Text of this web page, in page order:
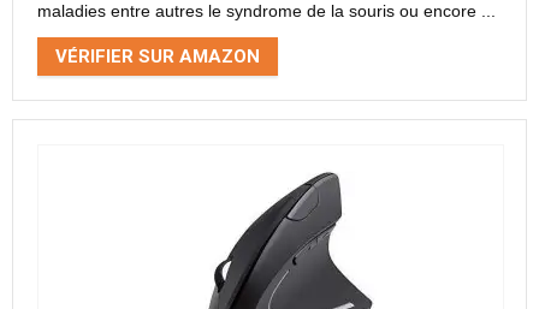
maladies entre autres le syndrome de la souris ou encore ...
VÉRIFIER SUR AMAZON